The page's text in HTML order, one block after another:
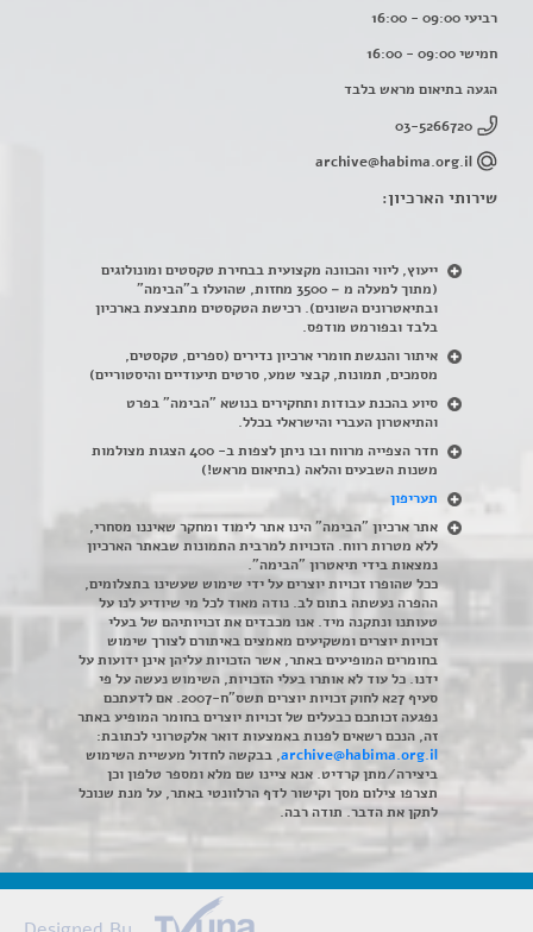
רביעי 09:00 - 16:00
חמישי 09:00 - 16:00
הגעה בתיאום מראש בלבד
03-5266720
archive@habima.org.il
שירותי הארכיון:
ייעוץ, ליווי והכוונה מקצועית בבחירת טקסטים ומונולוגים
(מתוך למעלה מ – 3500 מחזות, שהועלו ב"הבימה"
ובתיאטרונים השונים). רכישת הטקסטים מתבצעת בארכיון
בלבד ובפורמט מודפס.
איתור והנגשת חומרי ארכיון נדירים (ספרים, טקסטים,
מסמכים, תמונות, קבצי שמע, סרטים תיעודיים והיסטוריים)
סיוע בהכנת עבודות ותחקירים בנושא "הבימה" בפרט
והתיאטרון העברי והישראלי בכלל.
חדר הצפייה מרווח ובו ניתן לצפות ב- 400 הצגות מצולמות
משנות השבעים והלאה (בתיאום מראש!)
תעריפון
אתר ארכיון "הבימה" הינו אתר לימוד ומחקר שאיננו מסחרי,
ללא מטרות רווח. הזכויות למרבית התמונות שבאתר הארכיון
נמצאות בידי תיאטרון "הבימה".
ככל שהופרו זכויות יוצרים על ידי שימוש שעשינו בתצלומים,
ההפרה נעשתה בתום לב. נודה מאוד לכל מי שיודיע לנו על
טעותנו ונתקנה מיד. אנו מכבדים את זכויותיהם של בעלי
זכויות יוצרים ומשקיעים מאמצים באיתורם לצורך שימוש
בחומרים המופיעים באתר, אשר הזכויות עליהן אינן ידועות על
ידנו. כל עוד לא אותרו בעלי הזכויות, השימוש נעשה על פי
סעיף 27א לחוק זכויות יוצרים תשס"ח-2007. אם לדעתכם
נפגעה זכותכם כבעלים של זכויות יוצרים בחומר המופיע באתר
זה, הנכם רשאים לפנות באמצעות דואר אלקטרוני לכתובת:
archive@habima.org.il, בבקשה לחדול מעשיית השימוש
ביצירה/מתן קרדיט. אנא ציינו שם מלא ומספר טלפון וכן
תצרפו צילום מסך וקישור לדף הרלוונטי באתר, על מנת שנוכל
לתקן את הדבר. תודה רבה.